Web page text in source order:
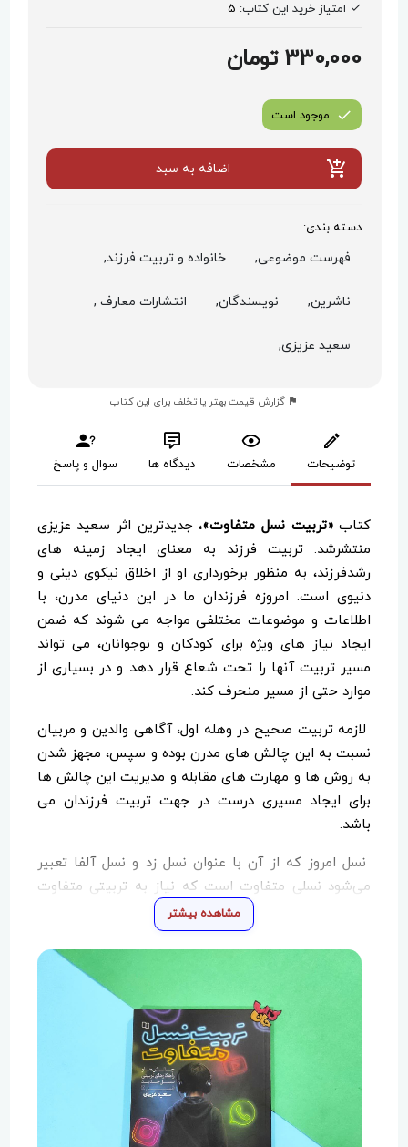
امتیاز خرید این کتاب: 5
330,000 تومان
موجود است
اضافه به سبد
دسته بندی:
فهرست موضوعی, خانواده و تربیت فرزند,
ناشرین, نویسندگان, انتشارات معارف ,
سعید عزیزی,
گزارش قیمت بهتر یا تخلف برای این کتاب
توضیحات مشخصات دیدگاه ها سوال و پاسخ
کتاب‌«تربیت نسل متفاوت»، جدیدترین اثر سعید عزیزی
منتشرشد. تربیت فرزند به معنای ایجاد زمینه های
رشدفرزند، به منظور برخورداری او از اخلاق نیکوی دینی و
دنیوی است. امروزه فرزندان ما در این دنیای مدرن، با
اطلاعات و موضوعات مختلفی مواجه می شوند که ضمن
ایجاد نیاز های ویژه برای کودکان و نوجوانان، می تواند
مسیر تربیت آنها را تحت شعاع قرار دهد و در بسیاری از
موارد حتی از مسیر منحرف کند.
لازمه تربیت صحیح در وهله اول، آگاهی والدین و مربیان
نسبت به این چالش های مدرن بوده و سپس، مجهز شدن
به روش ها و مهارت های مقابله و مدیریت این چالش ها
برای ایجاد مسیری درست در جهت تربیت فرزندان می
باشد.
نسل امروز که از آن با عنوان نسل زد و نسل آلفا تعبیر
می‌شود نسلی متفاوت است که نیاز به تربیتی متفاوت
دارد این نسل از همان ابتدای کودکی وقتی چشمان خود را
به روی دنیا گشودند توانستند پیشرفت اینترنت و سایر
ابزارهای هوشمند دنیا را ببینند و اصلاً به همین خاطر به
آنها نسل نت یا اینترنت یا بومی‌های دیجیتال نیز گفته
با توجه اهمیت و حساسیت‌های این نسل از فرزندان،
کتاب تربیت نسل متفاوت به قلم سعید عزیزی با رویکردی
دینی و روانشناسی به تبیین ویژگی‌ها و نیازهای این نسل
و نحوه مواجهه والدین و مربیان با آنها در جهت تربیت
صحیح آنها پرداخته است.
مشاهده بیشتر